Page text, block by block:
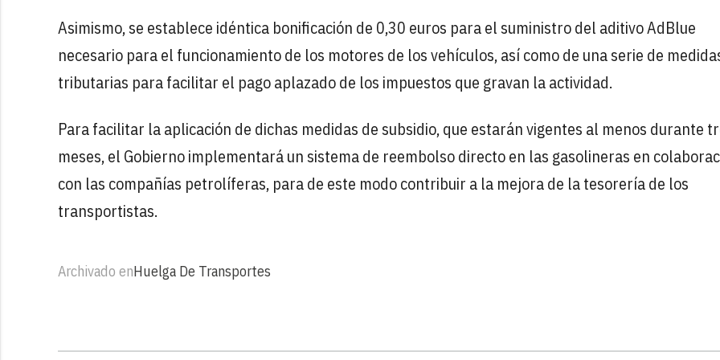
Asimismo, se establece idéntica bonificación de 0,30 euros para el suministro del aditivo AdBlue
necesario para el funcionamiento de los motores de los vehículos, así como de una serie de
tributarias para facilitar el pago aplazado de los impuestos que gravan la actividad.
Para facilitar la aplicación de dichas medidas de subsidio, que estarán vigentes al menos durante
meses, el Gobierno implementará un sistema de reembolso directo en las gasolineras en
con las compañías petrolíferas, para de este modo contribuir a la mejora de la tesorería de los
transportistas.
Archivado enHuelga De Transportes